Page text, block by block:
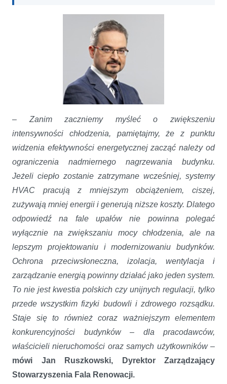
– Zanim zaczniemy myśleć o zwiększeniu
intensywności chłodzenia, pamiętajmy, że z punktu
widzenia efektywności energetycznej zacząć należy od
ograniczenia nadmiernego nagrzewania budynku.
Jeżeli ciepło zostanie zatrzymane wcześniej, systemy
HVAC pracują z mniejszym obciążeniem, ciszej,
zużywają mniej energii i generują niższe koszty. Dlatego
odpowiedź na fale upałów nie powinna polegać
wyłącznie na zwiększaniu mocy chłodzenia, ale na
lepszym projektowaniu i modernizowaniu budynków.
Ochrona przeciwsłoneczna, izolacja, wentylacja i
zarządzanie energią powinny działać jako jeden system.
To nie jest kwestia polskich czy unijnych regulacji, tylko
przede wszystkim fizyki budowli i zdrowego rozsądku.
Staje się to również coraz ważniejszym elementem
konkurencyjności budynków – dla pracodawców,
właścicieli nieruchomości oraz samych użytkowników–
mówi Jan Ruszkowski, Dyrektor Zarządzający
Stowarzyszenia Fala Renowacji.